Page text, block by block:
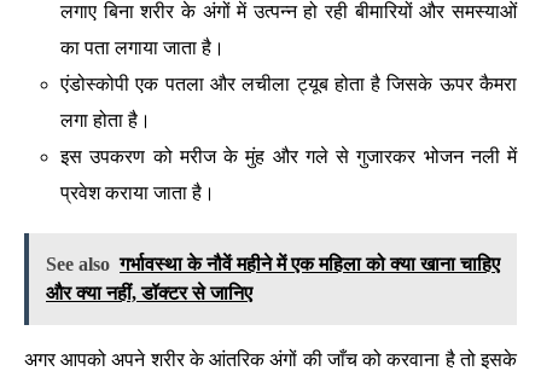
लगाए बिना शरीर के अंगों में उत्पन्न हो रही बीमारियों और समस्याओं
का पता लगाया जाता है।
एंडोस्कोपी एक पतला और लचीला ट्यूब होता है जिसके ऊपर कैमरा
लगा होता है।
इस उपकरण को मरीज के मुंह और गले से गुजारकर भोजन नली में
प्रवेश कराया जाता है।
See also गर्भावस्था के नौवें महीने में एक महिला को क्या खाना चाहिए
और क्या नहीं, डॉक्टर से जानिए
अगर आपको अपने शरीर के आंतरिक अंगों की जाँच को करवाना है तो इसके